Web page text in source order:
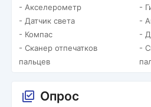
- Акселерометр
- Датчик света
- Компас
- Сканер отпечатков
пальцев
-
-
-
-
Опрос